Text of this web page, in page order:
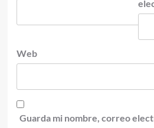
Web
Guarda mi nombre, correo